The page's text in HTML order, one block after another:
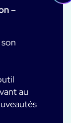
–
au